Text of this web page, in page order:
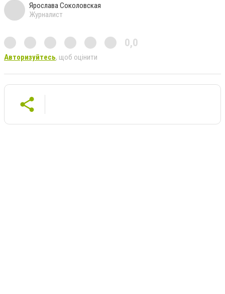
Ярослава Соколовская
Журналист
0,0
Авторизуйтесь, щоб оцінити